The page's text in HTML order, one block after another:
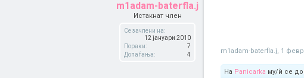
m1adam-baterfla.j
Истакнат член
Се зачлени на:
12 јануари 2010
Пораки:
7
Допаѓања:
4 m1adam-baterfla.j, 1
На Panicarka му/ѝ се